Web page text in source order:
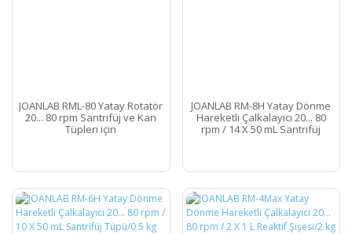
JOANLAB RML-80 Yatay Rotatör
20... 80 rpm Santrifüj ve Kan
Tüpleri için
JOANLAB RM-8H Yatay Dönme
Hareketli Çalkalayıcı 20... 80
rpm / 14 X 50 mL Santrifüj